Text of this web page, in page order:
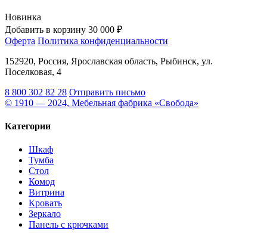
Новинка
Добавить в корзину 30 000 ₽
Оферта Политика конфиденциальности
152920, Россия, Ярославская область, Рыбинск, ул.
Поселковая, 4
8 800 302 82 28 Отправить письмо
© 1910 — 2024, Мебельная фабрика «Свобода»
Категории
Шкаф
Тумба
Стол
Комод
Витрина
Кровать
Зеркало
Панель с крючками